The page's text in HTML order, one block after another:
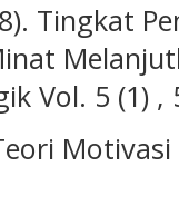
Tingkat
Vol. 5 (1) ,